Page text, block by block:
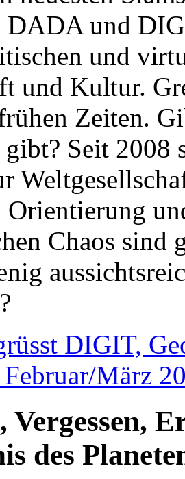
DADA und
und
und Kultur.
Zeiten.
Seit 2008
Orientierung
Chaos sind
DIGIT,
März
des